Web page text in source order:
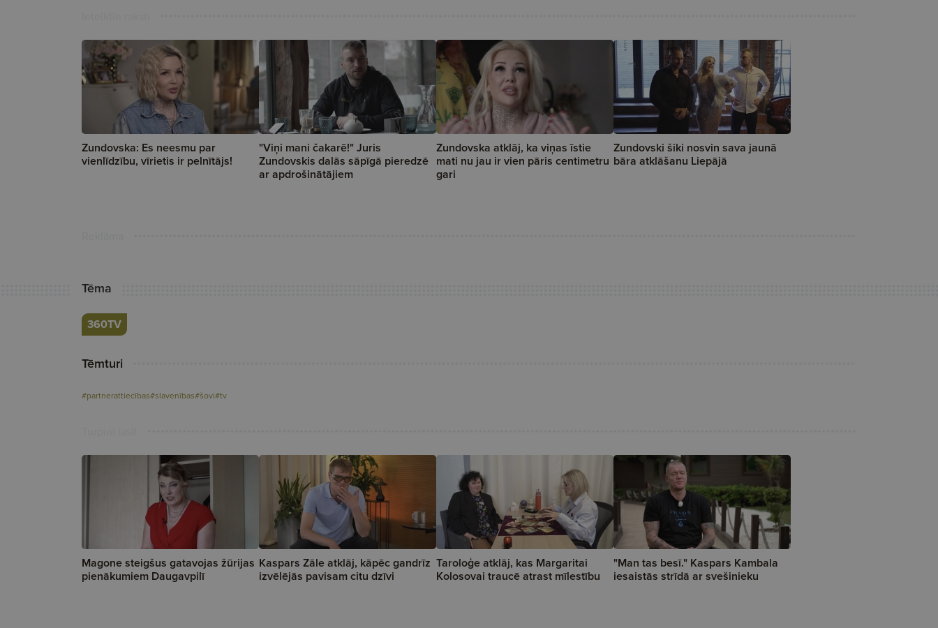
Zundovska: Es neesmu par
vienlīdzību, vīrietis ir pelnītājs!
"Viņi mani čakarē!" Juris
Zundovskis dalās sāpīgā pieredzē
ar apdrošinātājiem
Zundovska atklāj, ka viņas īstie
mati nu jau ir vien pāris centimetru
gari
Zundovski šiki nosvin sava jaunā
bāra atklāšanu Liepājā
Tēma
360TV
Tēmturi
#partnerattiecības#slavenības#šovi#tv
Magone steigšus gatavojas žūrijas
pienākumiem Daugavpilī
Kaspars Zāle atklāj, kāpēc gandrīz
izvēlējās pavisam citu dzīvi
Taroloģe atklāj, kas Margaritai
Kolosovai traucē atrast mīlestību
"Man tas besī." Kaspars Kambala
iesaistās strīdā ar svešinieku